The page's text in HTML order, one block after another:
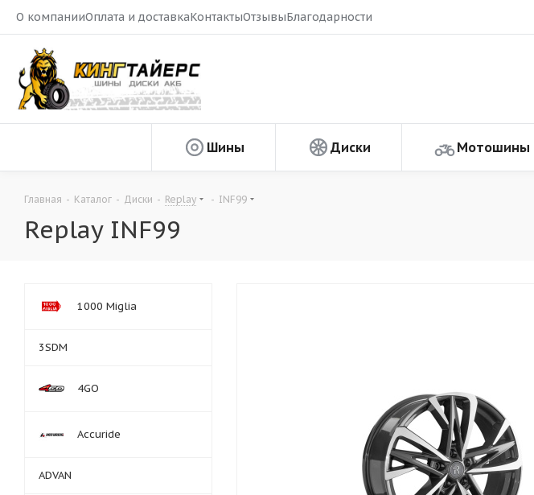
О компанииОплата и доставкаКонтактыОтзывыБлагодарности
Шины Диски Мотошины
Главная - Каталог - Диски - Replay - INF99
Replay INF99
1000 Miglia
3SDM
4GO
Accuride
ADVAN